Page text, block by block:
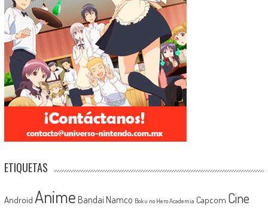
ETIQUETAS
Android Anime Bandai Namco Boku no Hero Academia Capcom Cine